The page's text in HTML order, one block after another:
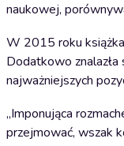
naukowej,
W 2015 roku
Dodatkowo
najważniejszych
„Imponująca
przejmować, wszak